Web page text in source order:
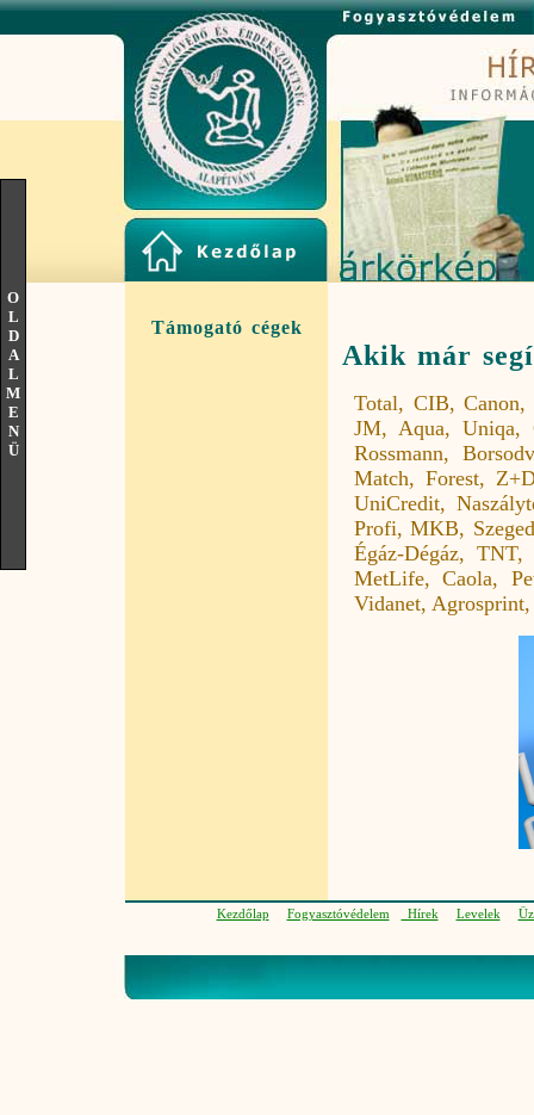
O
L
D
A
L
M
E
N
Ü
Támogató cégek
Akik már
Total, CIB, Canon,
JM, Aqua, Uniqa,
Rossmann,
Match, Forest,
UniCredit,
Profi, MKB,
Égáz-Dégáz,
MetLife, Caola,
Vidanet,
Kezdőlap Fogyasztóvédelem Hírek Levelek